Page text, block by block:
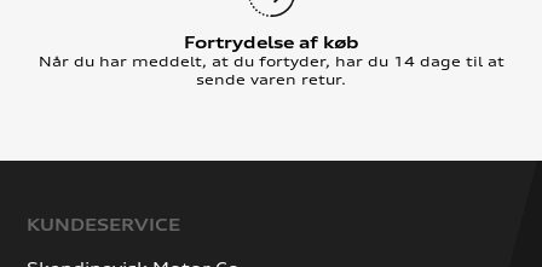
Fortrydelse af køb
Når du har meddelt, at du fortyder, har du 14 dage til at
sende varen retur.
KUNDESERVICE